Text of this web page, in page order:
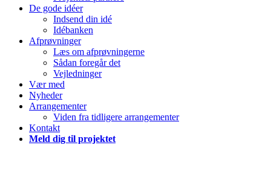
De gode idéer
Indsend din idé
Idébanken
Afprøvninger
Læs om afprøvningerne
Sådan foregår det
Vejledninger
Vær med
Nyheder
Arrangementer
Viden fra tidligere arrangementer
Kontakt
Meld dig til projektet